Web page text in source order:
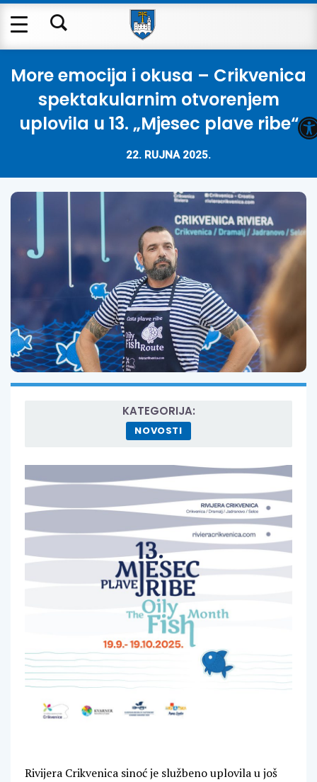
More emocija i okusa – Crikvenica
spektakularnim otvorenjem
uplovila u 13. „Mjesec plave ribe“
22. RUJNA 2025.
KATEGORIJA:
NOVOSTI
Rivijera Crikvenica sinoć je službeno uplovila u još